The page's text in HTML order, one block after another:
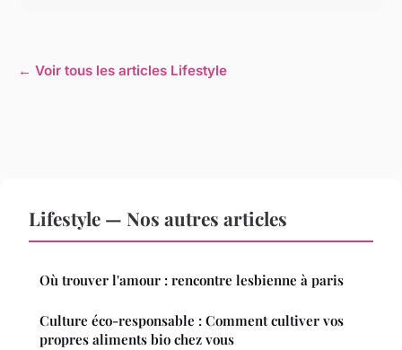
← Voir tous les articles Lifestyle
Lifestyle — Nos autres articles
Où trouver l'amour : rencontre lesbienne à paris
Culture éco-responsable : Comment cultiver vos
propres aliments bio chez vous